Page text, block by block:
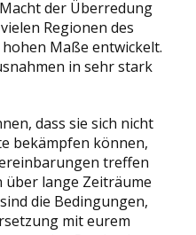
der Überredung
Regionen des
Maße entwickelt.
in sehr stark
dass sie sich nicht
bekämpfen können,
treffen
über lange Zeiträume
die Bedingungen,
mit eurem